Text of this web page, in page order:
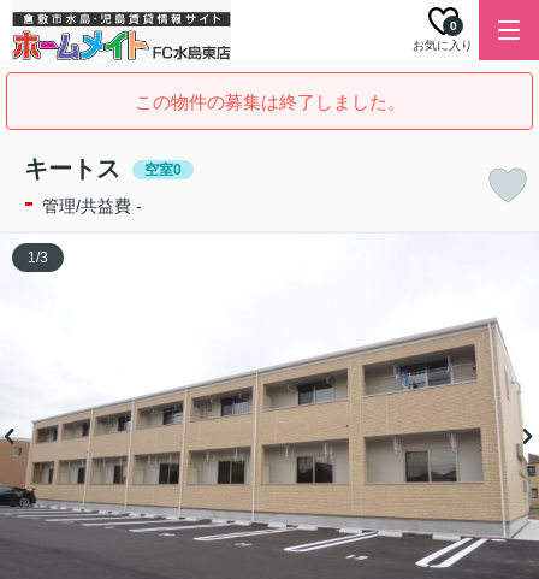
お気に入り
0
この物件の募集は終了しました。
キートス 空室0
- 管理/共益費 -
1/3